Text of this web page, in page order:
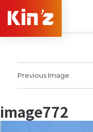
Previous Image
image772